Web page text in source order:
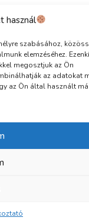
használ
szabásához,
elemzéséhez.
megosztjuk az Ön
az adatokat
az Ön által használt